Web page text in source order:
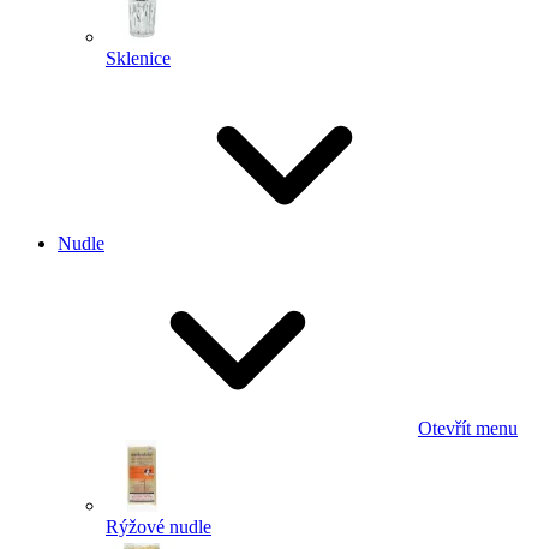
Sklenice
Nudle
Otevřít menu
Rýžové nudle